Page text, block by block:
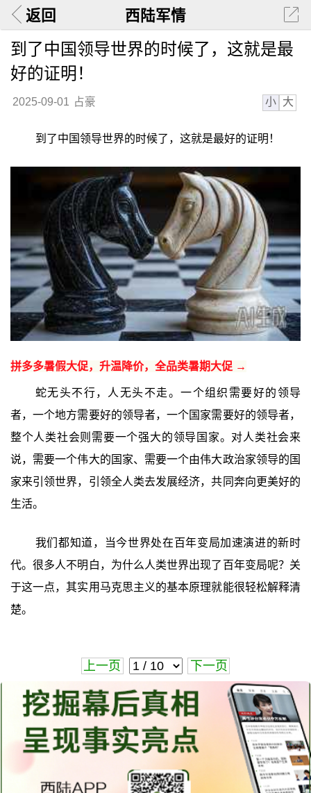
返回 西陆军情
到了中国领导世界的时候了，这就是最
好的证明！
2025-09-01 占豪 小 大
到了中国领导世界的时候了，这就是最好的证明！
拼多多暑假大促，升温降价，全品类暑期大促 →
蛇无头不行，人无头不走。一个组织需要好的领导
者，一个地方需要好的领导者，一个国家需要好的领导者，
整个人类社会则需要一个强大的领导国家。对人类社会来
说，需要一个伟大的国家、需要一个由伟大政治家领导的国
家来引领世界，引领全人类去发展经济，共同奔向更美好的
生活。
我们都知道，当今世界处在百年变局加速演进的新时
代。很多人不明白，为什么人类世界出现了百年变局呢？关
于这一点，其实用马克思主义的基本原理就能很轻松解释清
楚。
上一页 下一页